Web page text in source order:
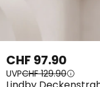
CHF 97.90
UVPCHF 129.90